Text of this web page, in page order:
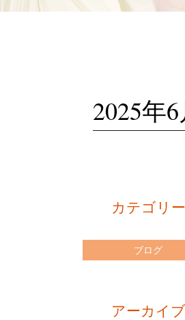
2025年6
カテゴリー
ブログ
アーカイブ